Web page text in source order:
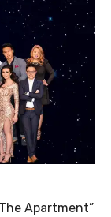
Apartment”